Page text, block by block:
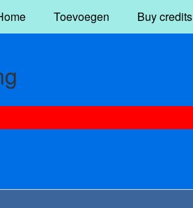
Toevoegen Buy credits